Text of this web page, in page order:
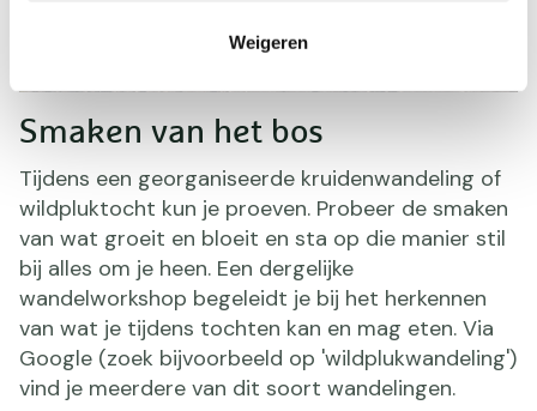
Weigeren
Smaken van het bos
Tijdens een georganiseerde kruidenwandeling of
wildpluktocht kun je proeven. Probeer de smaken
van wat groeit en bloeit en sta op die manier stil
bij alles om je heen. Een dergelijke
wandelworkshop begeleidt je bij het herkennen
van wat je tijdens tochten kan en mag eten. Via
Google (zoek bijvoorbeeld op 'wildplukwandeling')
vind je meerdere van dit soort wandelingen.